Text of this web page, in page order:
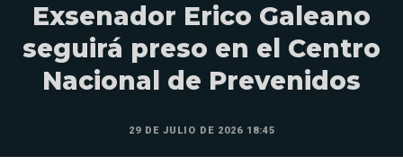
Exsenador Erico Galeano
seguirá preso en el Centro
Nacional de Prevenidos
29 DE JULIO DE 2026 18:45